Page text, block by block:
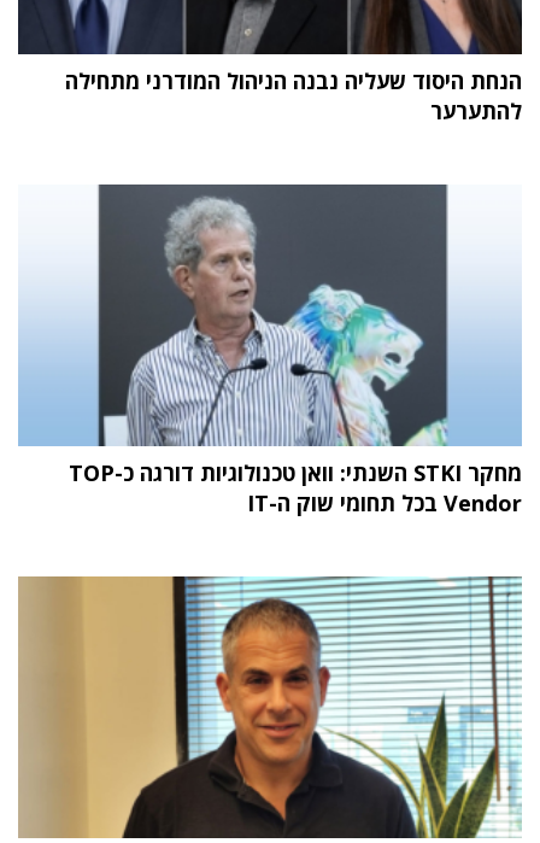
הנחת היסוד שעליה נבנה הניהול המודרני מתחילה
להתערער
מחקר STKI השנתי: וואן טכנולוגיות דורגה כ-TOP
Vendor בכל תחומי שוק ה-IT